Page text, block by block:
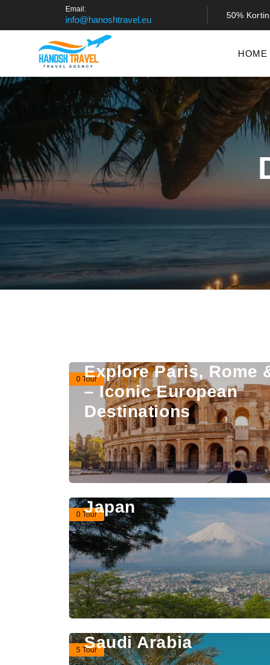
Email:
info@hanoshtravel.eu 50%
HOME
0 Tour
Explore Paris, Rome
– Iconic European
Destinations
0 Tour
Japan
5 Tour
Saudi Arabia